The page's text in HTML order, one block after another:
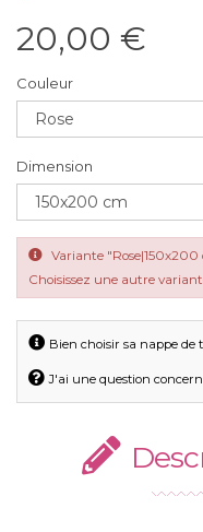
20,00 €
Couleur
Dimension
Variante
Choisissez une autre
Bien choisir sa nappe de
J'ai une question